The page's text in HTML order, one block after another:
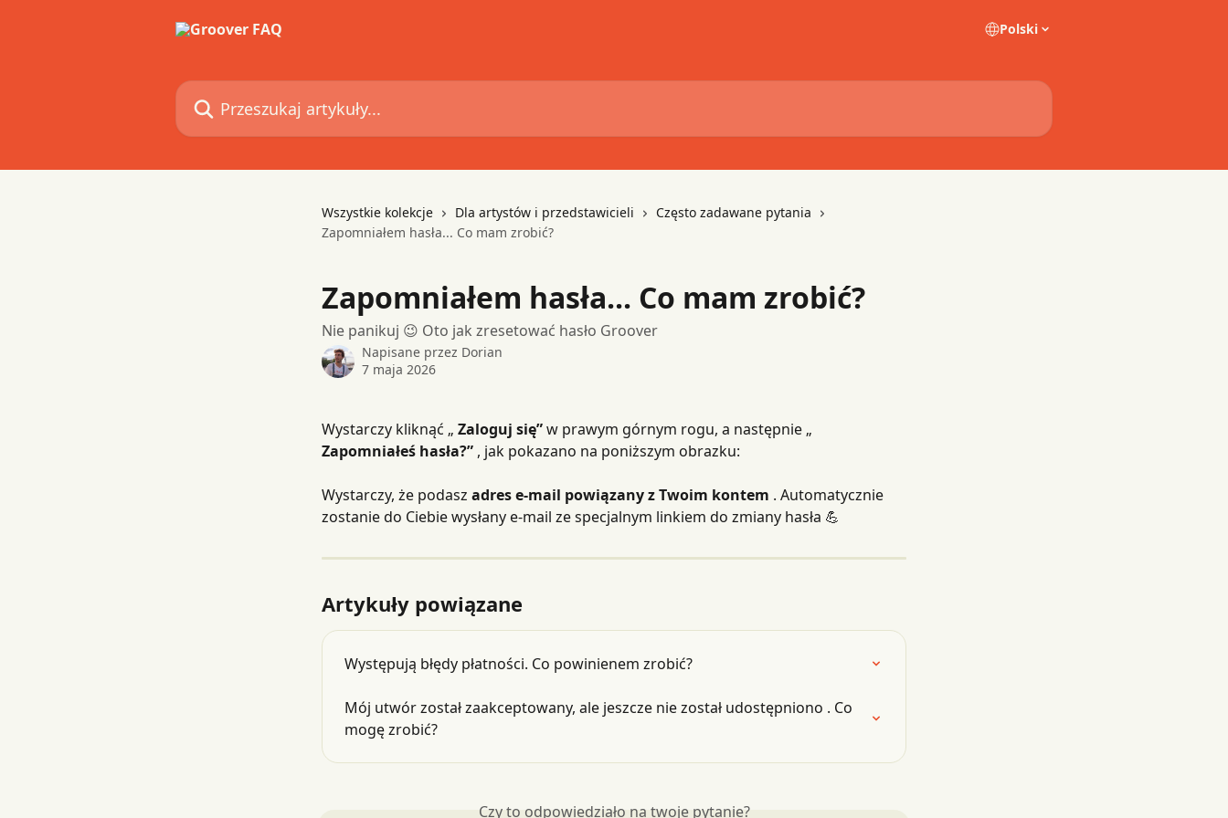
Polski
Przeszukaj artykuły...
Wszystkie kolekcje Dla artystów i przedstawicieli
Często zadawane pytania
Zapomniałem hasła... Co mam zrobić?
Zapomniałem hasła... Co mam zrobić?
Nie panikuj 😉 Oto jak zresetować hasło Groover
Napisane przez Dorian
7 maja 2026
Wystarczy kliknąć „ Zaloguj się” w prawym górnym rogu, a następnie „
Zapomniałeś hasła?” , jak pokazano na poniższym obrazku:
Wystarczy, że podasz adres e-mail powiązany z Twoim kontem . Automatycznie
zostanie do Ciebie wysłany e-mail ze specjalnym linkiem do zmiany hasła 💪
Artykuły powiązane
Występują błędy płatności. Co powinienem zrobić?
Mój utwór został zaakceptowany, ale jeszcze nie został udostępniono . Co
mogę zrobić?
Czy to odpowiedziało na twoje pytanie?